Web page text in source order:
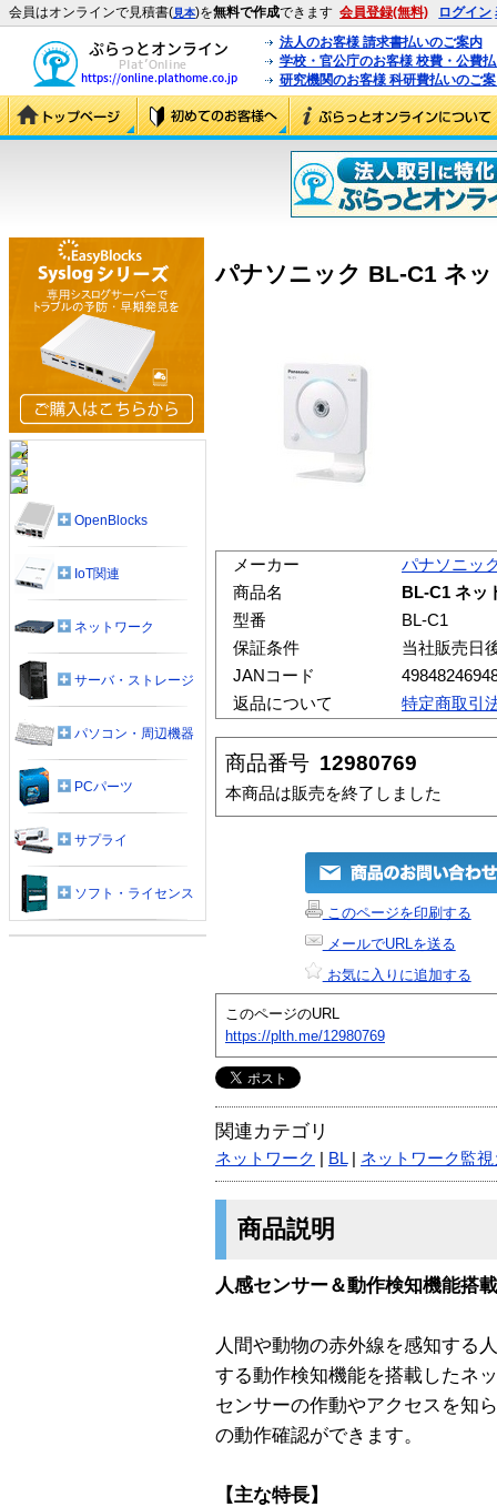
会員はオンラインで見積書(見本)を無料で作成できます 会員登録(無料) ログイン
法人のお客様 請求書払いのご案内
学校・官公庁のお客様 校費・公費
研究機関のお客様 科研費払いのご
パナソニック BL-C1 ネ
メーカー
パナソニッ
商品名
BL-C1 ネッ
型番
BL-C1
保証条件
当社販売日
JANコード
返品について
特定商取引
商品番号 12980769
本商品は販売を終了しました
このページを印刷する
メールでURLを送る
お気に入りに追加する
このページのURL
https://plth.me/12980769
関連カテゴリ
ネットワーク BL| ネットワーク監
商品説明
人感センサー＆動作検知機能搭
人間や動物の赤外線を感知する
する動作検知機能を搭載したネ
センサーの作動やアクセスを知
の動作確認ができます。
【主な特長】
OpenBlocks
IoT関連
ネットワーク
サーバ・ストレージ
パソコン・周辺機器
PCパーツ
サプライ
ソフト・ライセンス